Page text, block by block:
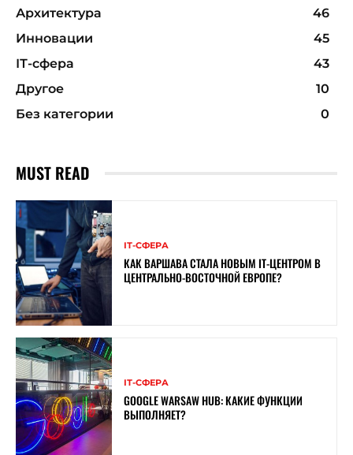
Архитектура
46
Инновации
45
ІТ-сфера
43
Другое
10
Без категории
0
MUST READ
ІТ-СФЕРА
КАК ВАРШАВА СТАЛА НОВЫМ IT-ЦЕНТРОМ В
ЦЕНТРАЛЬНО-ВОСТОЧНОЙ ЕВРОПЕ?
ІТ-СФЕРА
GOOGLE WARSAW HUB: КАКИЕ ФУНКЦИИ
ВЫПОЛНЯЕТ?